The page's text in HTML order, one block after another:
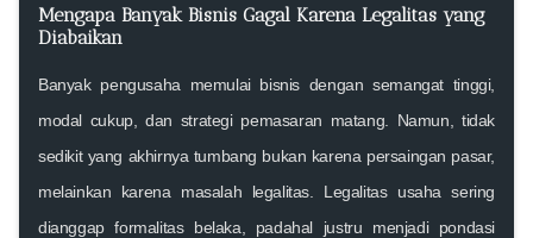
Mengapa Banyak Bisnis Gagal Karena Legalitas yang
Diabaikan
Banyak pengusaha memulai bisnis dengan semangat tinggi,
modal cukup, dan strategi pemasaran matang. Namun, tidak
sedikit yang akhirnya tumbang bukan karena persaingan pasar,
melainkan karena masalah legalitas. Legalitas usaha sering
dianggap formalitas belaka, padahal justru menjadi pondasi